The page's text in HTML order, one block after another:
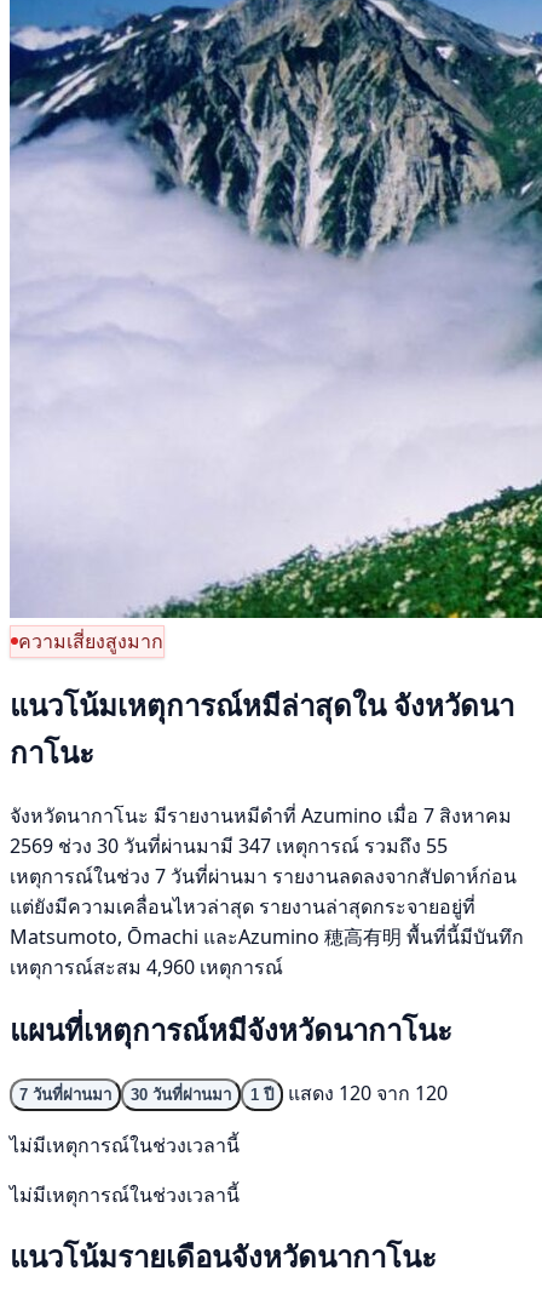
ความเสี่ยงสูงมาก
แนวโน้มเหตุการณ์หมีล่าสุดใน จังหวัดนา
กาโนะ
จังหวัดนากาโนะ มีรายงานหมีดำที่ Azumino เมื่อ 7 สิงหาคม
2569 ช่วง 30 วันที่ผ่านมามี 347 เหตุการณ์ รวมถึง 55
เหตุการณ์ในช่วง 7 วันที่ผ่านมา รายงานลดลงจากสัปดาห์ก่อน
แต่ยังมีความเคลื่อนไหวล่าสุด รายงานล่าสุดกระจายอยู่ที่
Matsumoto, Ōmachi และAzumino 穂高有明 พื้นที่นี้มีบันทึก
เหตุการณ์สะสม 4,960 เหตุการณ์
แผนที่เหตุการณ์หมีจังหวัดนากาโนะ
7 วันที่ผ่านมา 30 วันที่ผ่านมา 1 ปี
แสดง 120 จาก 120
ไม่มีเหตุการณ์ในช่วงเวลานี้
ไม่มีเหตุการณ์ในช่วงเวลานี้
แนวโน้มรายเดือนจังหวัดนากาโนะ